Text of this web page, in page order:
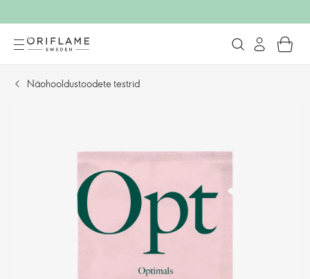
Näohooldustoodete testrid